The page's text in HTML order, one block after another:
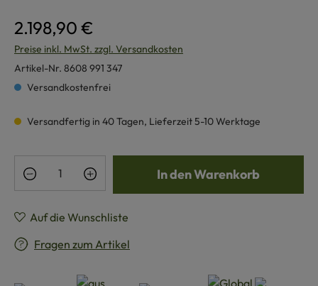
2.198,90 €
Preise inkl. MwSt. zzgl. Versandkosten
Artikel-Nr. 8608 991 347
Versandkostenfrei
Versandfertig in 40 Tagen, Lieferzeit 5-10 Werktage
Produkt Anzahl: Gib den gewünschten
In den Warenkorb
Auf die Wunschliste
Fragen zum Artikel